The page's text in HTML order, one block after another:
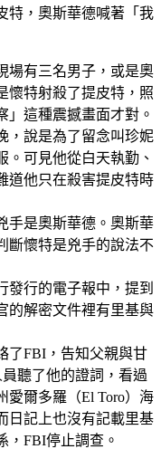
特，奧斯華德喊著「我
場有三名男子，或是奧
懷特射殺了提皮特，照
」這種震撼畫面才對。
，說是為了留念叫珍妮
。可見他從白天執勤、
道他只在殺害提皮特時
手是奧斯華德。奧斯華
斷懷特是兇手的說法不
發行的電子報中，提到
的解密文件裡有里基與
了FBI，告知父親與甘
聽了他的證詞，看過
愛爾多羅（El Toro）海
日記上也沒有記載里基
，FBI停止調查。